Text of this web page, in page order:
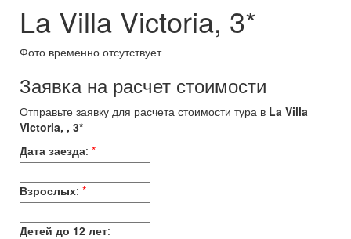
La Villa Victoria, 3*
Фото временно отсутствует
Заявка на расчет стоимости
Отправьте заявку для расчета стоимости тура в La Villa
Victoria, , 3*
Дата заезда: *
Взрослых: *
Детей до 12 лет: